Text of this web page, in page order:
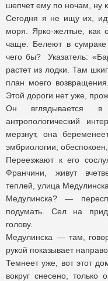
шепчет ему по ночам, ну
Сегодня я не ищу их,
моря. Ярко-желтые, как
чаще. Белеют в
чего бы? Указатель:
растет из лодки. Там
план моего
Этой дороги нет уже,
Он вглядывается
антропологический
мерзнут, она
эмбриологии,
Переезжают к его
Франчини, живут
теплей, улица
Медулинска? —
подумать. Сел на
голову.
Медулинска — там,
рукой показывает направо.
Темнеет уже, вот этот
вокруг снесено,